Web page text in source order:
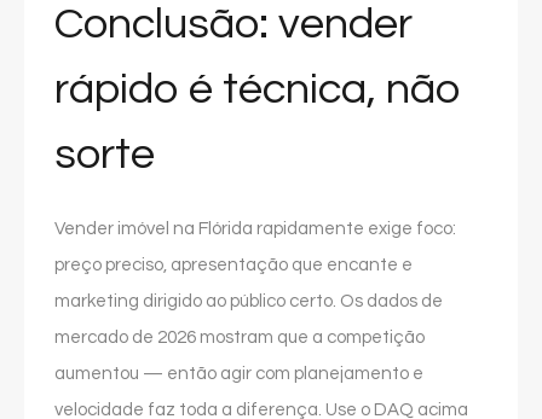
Conclusão: vender
rápido é técnica, não
sorte
Vender imóvel na Flórida rapidamente exige foco:
preço preciso, apresentação que encante e
marketing dirigido ao público certo. Os dados de
mercado de 2026 mostram que a competição
aumentou — então agir com planejamento e
velocidade faz toda a diferença. Use o DAQ acima